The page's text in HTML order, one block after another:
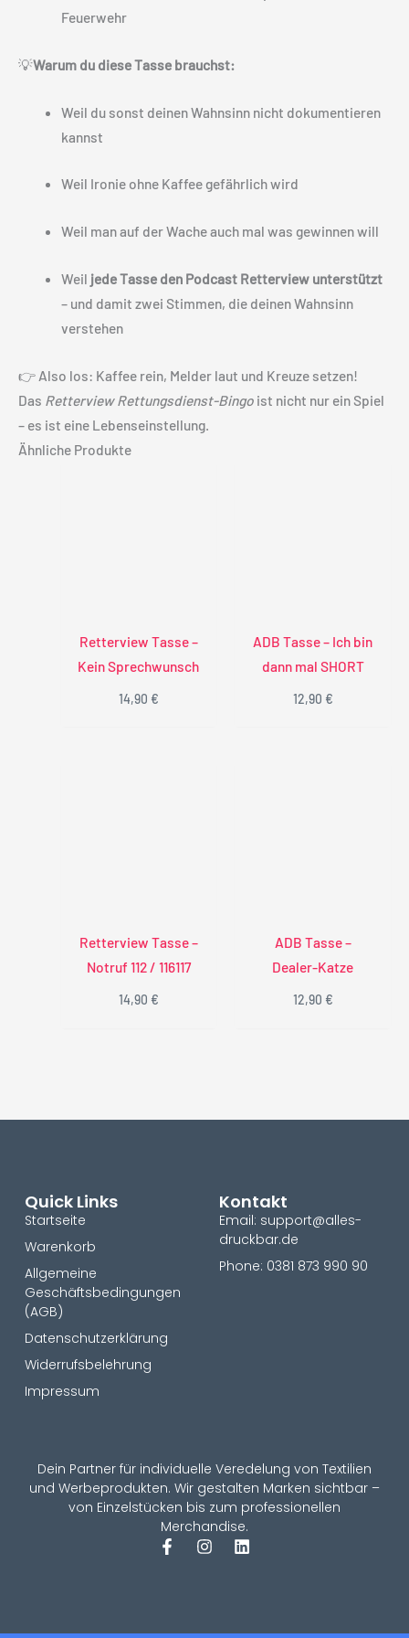
Feuerwehr
💡Warum du diese Tasse brauchst:
Weil du sonst deinen Wahnsinn nicht dokumentieren
kannst
Weil Ironie ohne Kaffee gefährlich wird
Weil man auf der Wache auch mal was gewinnen will
Weil jede Tasse den Podcast Retterview unterstützt
– und damit zwei Stimmen, die deinen Wahnsinn
verstehen
👉 Also los: Kaffee rein, Melder laut und Kreuze setzen!
Das Retterview Rettungsdienst-Bingo ist nicht nur ein Spiel
– es ist eine Lebenseinstellung.
Ähnliche Produkte
Retterview Tasse –
Kein Sprechwunsch
14,90 €
ADB Tasse – Ich bin
dann mal SHORT
12,90 €
Retterview Tasse –
Notruf 112 / 116117
14,90 €
ADB Tasse –
Dealer-Katze
12,90 €
Dein Partner für individuelle Veredelung von Textilien
und Werbeprodukten. Wir gestalten Marken sichtbar –
von Einzelstücken bis zum professionellen
Merchandise.
F
a
I
n
L
i
Quick Links
Startseite
Warenkorb
Allgemeine
Geschäftsbedingungen
(AGB)
Datenschutzerklärung
Widerrufsbelehrung
Impressum
Kontakt
Email: support@alles-
druckbar.de
Phone: 0381 873 990 90